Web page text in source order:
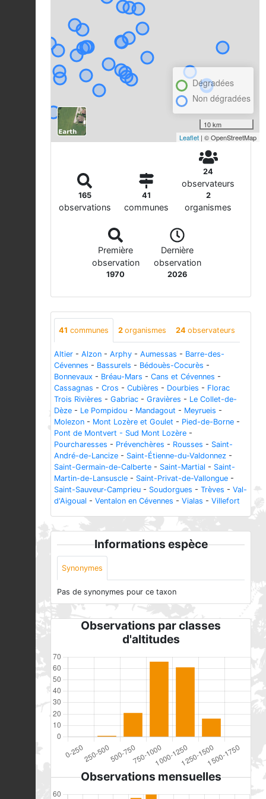
Dégradées
Non dégradées
10 km
Leaflet | © OpenStreetMap
165
observations
41
communes
24
observateurs
2
organismes
Première
observation
1970
Dernière
observation
2026
41 communes 2 organismes 24 observateurs
Altier - Alzon - Arphy - Aumessas - Barre-des-
Cévennes - Bassurels - Bédouès-Cocurès -
Bonnevaux - Bréau-Mars - Cans et Cévennes -
Cassagnas - Cros - Cubières - Dourbies - Florac
Trois Rivières - Gabriac - Gravières - Le Collet-de-
Dèze - Le Pompidou - Mandagout - Meyrueis -
Molezon - Mont Lozère et Goulet - Pied-de-Borne -
Pont de Montvert - Sud Mont Lozère -
Pourcharesses - Prévenchères - Rousses - Saint-
André-de-Lancize - Saint-Étienne-du-Valdonnez -
Saint-Germain-de-Calberte - Saint-Martial - Saint-
Martin-de-Lansuscle - Saint-Privat-de-Vallongue -
Saint-Sauveur-Camprieu - Soudorgues - Trèves - Val-
d'Aigoual - Ventalon en Cévennes - Vialas - Villefort
Informations espèce
Synonymes
Pas de synonymes pour ce taxon
Observations par classes
d'altitudes
Observations mensuelles